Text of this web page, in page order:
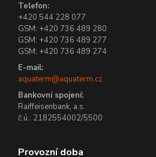
Telefon:
+420 544 228 077
GSM: +420 736 489 280
GSM: +420 736 489 277
GSM: +420 736 489 274
E-mail:
aquaterm@aquaterm.cz
Bankovní spojení:
Raiffeisenbank, a.s.
č.ú.: 2182554002/5500
Provozní doba